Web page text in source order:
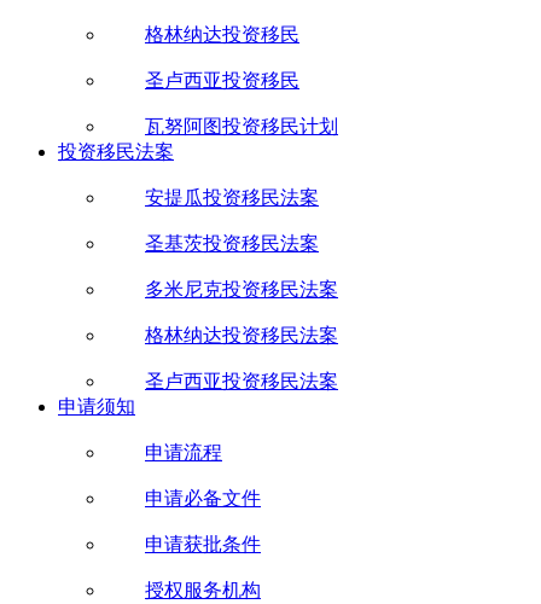
格林纳达投资移民
圣卢西亚投资移民
瓦努阿图投资移民计划
投资移民法案
安提瓜投资移民法案
圣基茨投资移民法案
多米尼克投资移民法案
格林纳达投资移民法案
圣卢西亚投资移民法案
申请须知
申请流程
申请必备文件
申请获批条件
授权服务机构